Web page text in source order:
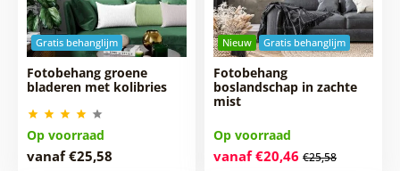
Gratis behanglijm
Fotobehang groene
bladeren met kolibries
Op voorraad
vanaf €25,58
Nieuw Gratis behanglijm
Fotobehang
boslandschap in zachte
mist
Op voorraad
vanaf €20,46 €25,58